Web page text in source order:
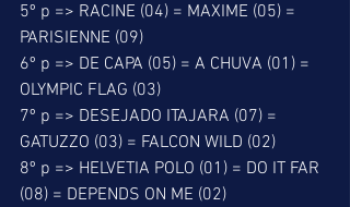
5º p => RACINE (04) = MAXIME (05) =
PARISIENNE (09)
6º p => DE CAPA (05) = A CHUVA (01) =
OLYMPIC FLAG (03)
7º p => DESEJADO ITAJARA (07) =
GATUZZO (03) = FALCON WILD (02)
8º p => HELVETIA POLO (01) = DO IT FAR
(08) = DEPENDS ON ME (02)